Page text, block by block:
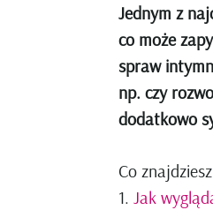
Jednym z
co może
spraw
np. czy
dodatkowo
Co
Jak